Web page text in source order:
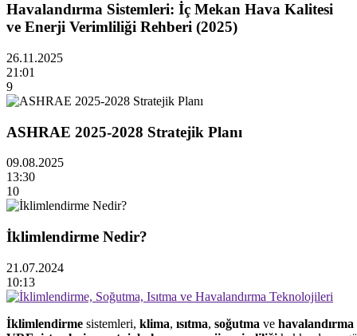
Havalandırma Sistemleri: İç Mekan Hava Kalitesi
ve Enerji Verimliliği Rehberi (2025)
26.11.2025
21:01
9
ASHRAE 2025-2028 Stratejik Planı
09.08.2025
13:30
10
İklimlendirme Nedir?
21.07.2024
10:13
İklimlendirme sistemleri, klima, ısıtma, soğutma ve havalandırma